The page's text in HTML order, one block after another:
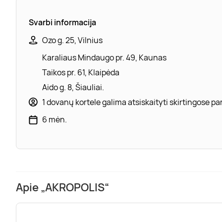
Svarbi informacija
Ozo g. 25, Vilnius
Karaliaus Mindaugo pr. 49, Kaunas
Taikos pr. 61, Klaipėda
Aido g. 8, Šiauliai.
1 dovanų kortele galima atsiskaityti skirtingose
6 mėn.
Apie „AKROPOLIS“